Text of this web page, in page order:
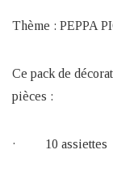
Thème : PEPPA
Ce pack de
pièces :
· 10 assiettes